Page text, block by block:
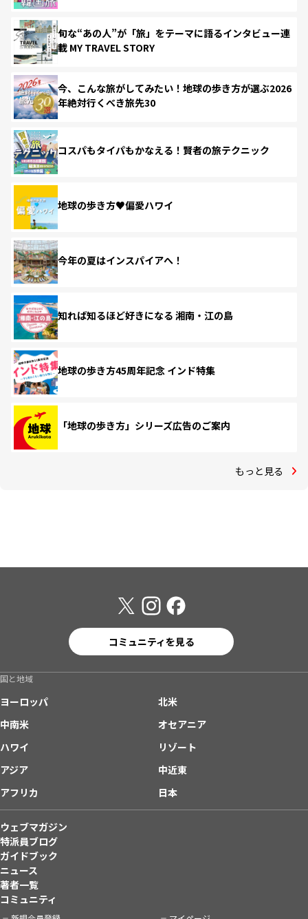
旬な“あの人”が「旅」をテーマに語るインタビュー連
載 MY TRAVEL STORY
今、こんな旅がしてみたい！地球の歩き方が選ぶ2026
年絶対行くべき旅先30
コスパもタイパもかなえる！賢者の旅テクニック
地球の歩き方♥偏愛ハワイ
今年の夏はインスパイアへ！
知れば知るほど好きになる 湘南・江の島
地球の歩き方45周年記念 インド特集
「地球の歩き方」シリーズ広告のご案内
もっと見る
コミュニティを見る
国と地域
ヨーロッパ
北米
中南米
オセアニア
ハワイ
リゾート
アジア
中近東
アフリカ
日本
ウェブマガジン
特派員ブログ
ガイドブック
ニュース
著者一覧
コミュニティ